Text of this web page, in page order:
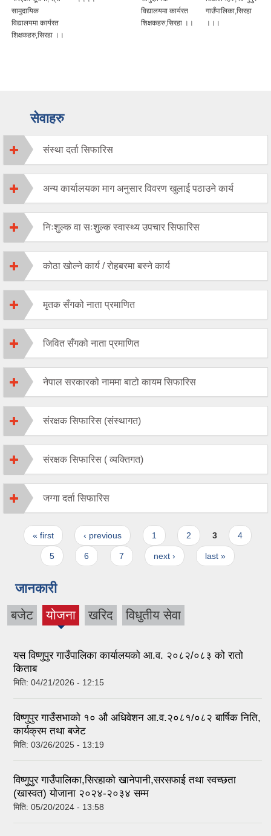
सामुदायिक
विद्यालयमा कार्यरत
शिक्षकहरु,सिरहा ।।
विद्यालयमा कार्यरत
शिक्षकहरु,सिरहा ।।
गाउँपालिका,सिरहा
।।।
सेवाहरु
संस्था दर्ता सिफारिस
अन्य कार्यालयका माग अनुसार विवरण खुलाई पठाउने कार्य
निःशुल्क वा सःशुल्क स्वास्थ्य उपचार सिफारिस
कोठा खोल्ने कार्य / रोहबरमा बस्ने कार्य
मृतक सँगको नाता प्रमाणित
जिवित सँगको नाता प्रमाणित
नेपाल सरकारको नाममा बाटो कायम सिफारिस
संरक्षक सिफारिस (संस्थागत)
संरक्षक सिफारिस ( व्यक्तिगत)
जग्गा दर्ता सिफारिस
Pages
« first ‹ previous 1 2 3 4
5 6 7 next › last »
जानकारी
बजेट योजना
(active
खरिद विधुतीय सेवा
यस विष्णुपुर गाउँपालिका कार्यालयको आ.व. २०८२/०८३ को रातो
किताब
मिति: 04/21/2026 - 12:15
विष्णुपुर गाउँसभाको १० औ अधिवेशन आ.व.२०८१/०८२ बार्षिक निति,
कार्यक्रम तथा बजेट
मिति: 03/26/2025 - 13:19
विष्णुपुर गाउँपालिका,सिरहाको खानेपानी,सरसफाई तथा स्वच्छता
(खास्वत) योजाना २०२४-२०३४ सम्म
मिति: 05/20/2024 - 13:58